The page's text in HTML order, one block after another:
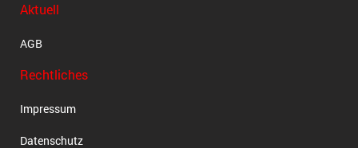
Aktuell
AGB
Rechtliches
Impressum
Datenschutz